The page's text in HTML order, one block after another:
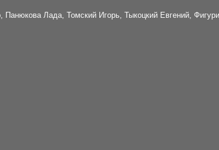
Лада, Томский Игорь, Тыкоцкий Евгений,